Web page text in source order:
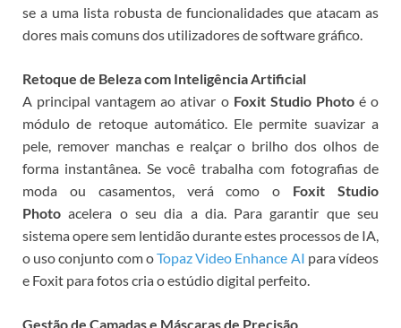
se a uma lista robusta de funcionalidades que atacam as
dores mais comuns dos utilizadores de software gráfico.
Retoque de Beleza com Inteligência Artificial
A principal vantagem ao ativar o Foxit Studio Photoé o
módulo de retoque automático. Ele permite suavizar a
pele, remover manchas e realçar o brilho dos olhos de
forma instantânea. Se você trabalha com fotografias de
moda ou casamentos, verá como o Foxit Studio
Photo acelera o seu dia a dia. Para garantir que seu
sistema opere sem lentidão durante estes processos de IA,
o uso conjunto com oTopaz Video Enhance AI para vídeos
e Foxit para fotos cria o estúdio digital perfeito.
Gestão de Camadas e Máscaras de Precisão